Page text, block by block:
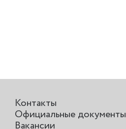
Контакты
Официальные документы
Вакансии